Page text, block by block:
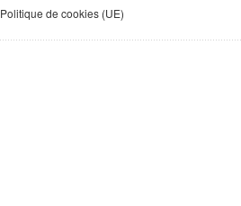
Politique de cookies (UE)